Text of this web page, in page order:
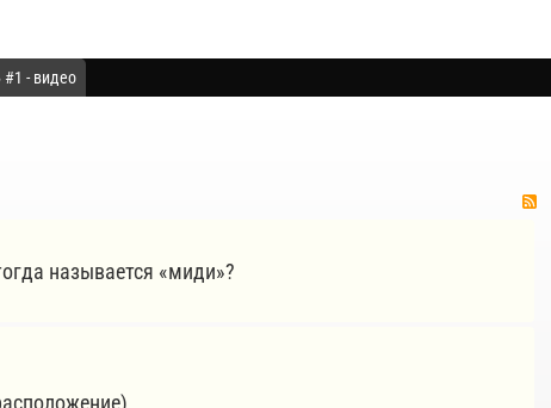
- видео
называется «миди»?